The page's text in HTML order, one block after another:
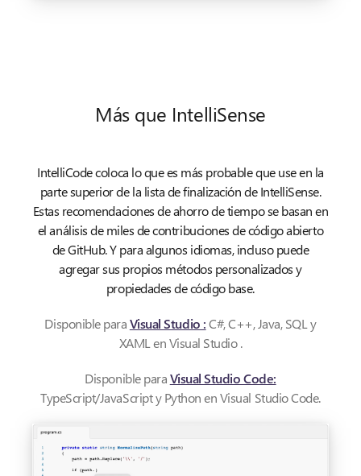
Más que IntelliSense
IntelliCode coloca lo que es más probable que use en la
parte superior de la lista de finalización de IntelliSense.
Estas recomendaciones de ahorro de tiempo se basan en
el análisis de miles de contribuciones de código abierto
de GitHub. Y para algunos idiomas, incluso puede
agregar sus propios métodos personalizados y
propiedades de código base.
Disponible paraVisual Studio :C#, C++, Java, SQL y
XAML en Visual Studio .
Disponible paraVisual Studio Code:
TypeScript/JavaScript y Python en Visual Studio Code.